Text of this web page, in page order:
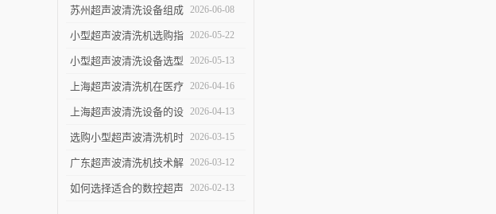
计特点与实验室便携使用
优势
苏州超声波清洗设备组成
结构与自动化清洗流程解
析
2026-06-08
小型超声波清洗机选购指
南：5个关键参数决定清
洁效果
2026-05-22
小型超声波清洗设备选型
指南：关键参数与实验
室/工业场景适配要点
2026-05-13
上海超声波清洗机在医疗
设备清洗中的应用
2026-04-16
上海超声波清洗设备的设
计优化与技术进展
2026-04-13
选购小型超声波清洗机时
的五个关键指标
2026-03-15
广东超声波清洗机技术解
析：原理与优势
2026-03-12
如何选择适合的数控超声 2026-02-13